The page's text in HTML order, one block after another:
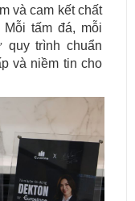
và cam kết chất
tấm đá, mỗi
trình chuẩn
và niềm tin cho